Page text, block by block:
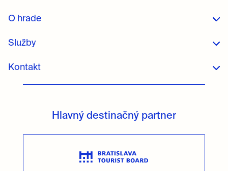
O hrade
Služby
Kontakt
Hlavný destinačný partner